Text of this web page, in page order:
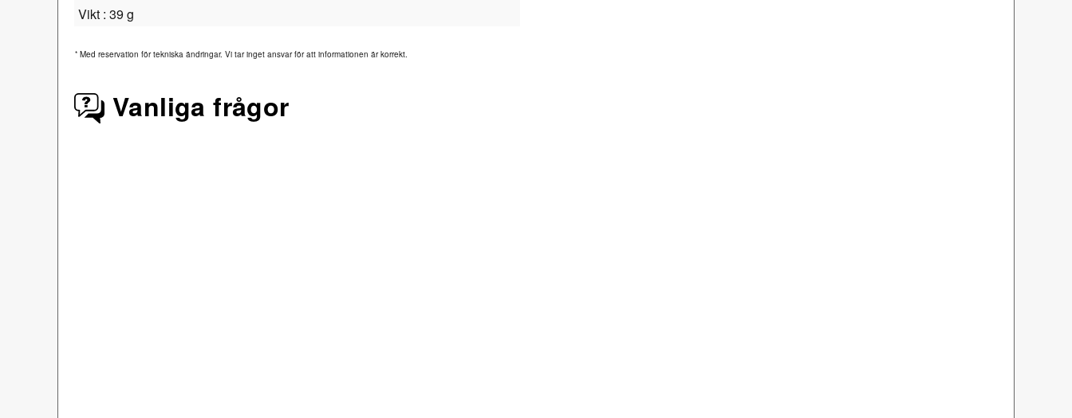
Vikt : 39 g
* Med reservation för tekniska ändringar. Vi tar inget ansvar för att informationen är korrekt.
Vanliga frågor